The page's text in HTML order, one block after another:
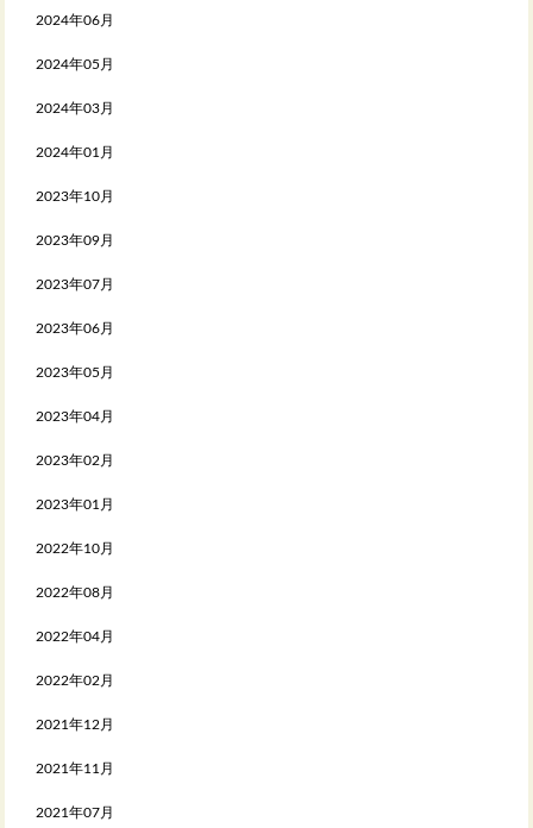
2024年06月
2024年05月
2024年03月
2024年01月
2023年10月
2023年09月
2023年07月
2023年06月
2023年05月
2023年04月
2023年02月
2023年01月
2022年10月
2022年08月
2022年04月
2022年02月
2021年12月
2021年11月
2021年07月